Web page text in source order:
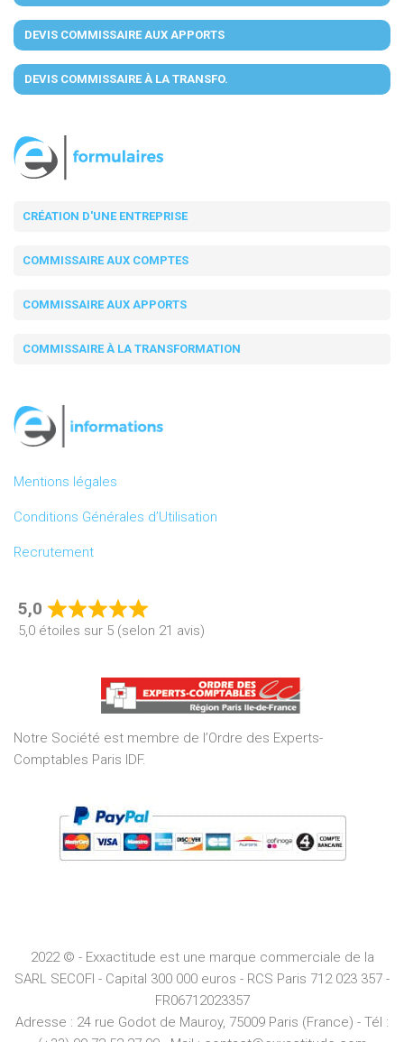
DEVIS COMMISSAIRE AUX APPORTS
DEVIS COMMISSAIRE À LA TRANSFO.
CRÉATION D'UNE ENTREPRISE
COMMISSAIRE AUX COMPTES
COMMISSAIRE AUX APPORTS
COMMISSAIRE À LA TRANSFORMATION
Mentions légales
Conditions Générales d’Utilisation
Recrutement
5,0
Rated
5,0
of
5
5,0 étoiles sur 5 (selon 21 avis)
Notre Société est membre de l’Ordre des Experts-
Comptables Paris IDF.
2022 © - Exxactitude est une marque commerciale de la
SARL SECOFI - Capital 300 000 euros - RCS Paris 712 023 357 -
FR06712023357
Adresse : 24 rue Godot de Mauroy, 75009 Paris (France) - Tél :